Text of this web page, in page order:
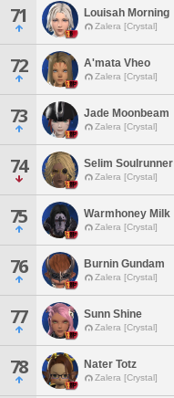
71 Louisah Morning
Zalera [Crystal]
72 A'mata Vheo
Zalera [Crystal]
73 Jade Moonbeam
Zalera [Crystal]
74 Selim Soulrunner
Zalera [Crystal]
75 Warmhoney Milk
Zalera [Crystal]
76 Burnin Gundam
Zalera [Crystal]
77 Sunn Shine
Zalera [Crystal]
78 Nater Totz
Zalera [Crystal]